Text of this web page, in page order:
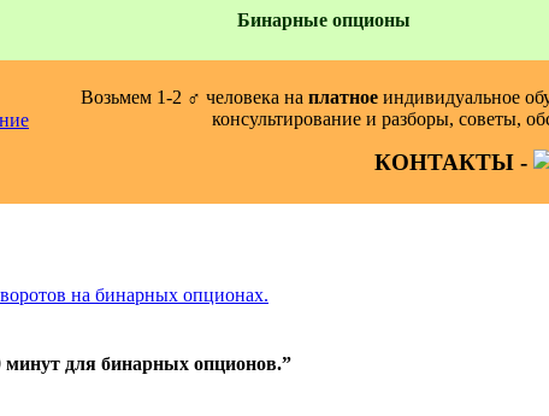
Бинаpные oпционы
Возьмем 1-2 ‍♂️ человека на платноеиндивидуальное
консультирование и разборы, советы,
КОНТАКТЫ -
на бинарных опционах.
для бинарных опционов.”